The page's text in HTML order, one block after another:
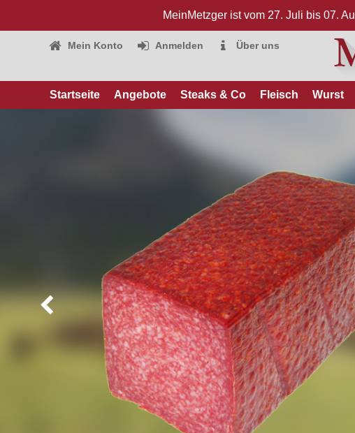
MeinMetzger ist vom 27. Juli bis 07.
Mein Konto Anmelden Über uns
Startseite Angebote Steaks & Co Fleisch Wurst